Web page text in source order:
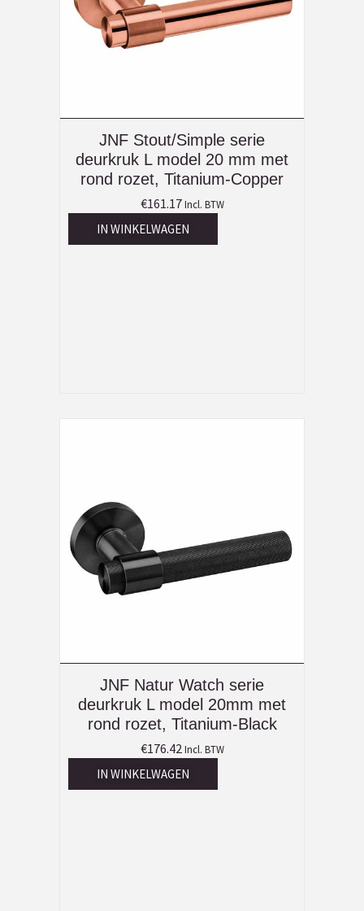
JNF Stout/Simple serie
deurkruk L model 20 mm met
rond rozet, Titanium-Copper
€161.17 Incl. BTW
IN WINKELWAGEN
JNF Natur Watch serie
deurkruk L model 20mm met
rond rozet, Titanium-Black
€176.42 Incl. BTW
IN WINKELWAGEN